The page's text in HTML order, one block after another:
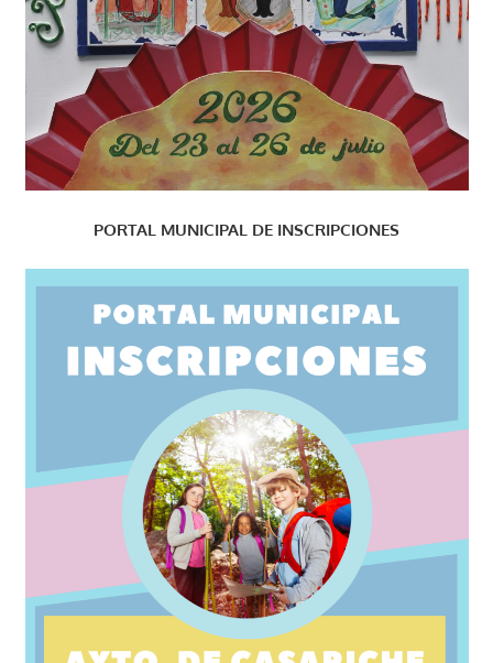
PORTAL MUNICIPAL DE INSCRIPCIONES